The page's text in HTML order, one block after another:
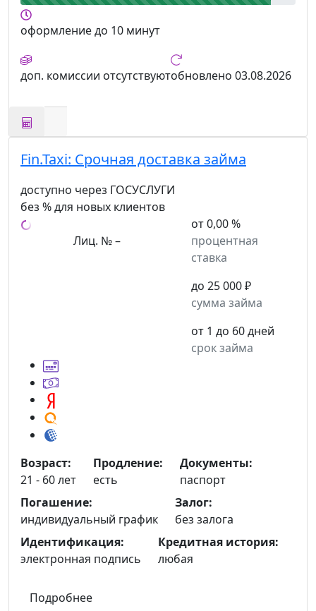
оформлениедо 10 минут
доп. комиссии отсутствуютобновлено 03.08.2026
Fin.Taxi: Срочная доставка займа
доступно через ГОСУСЛУГИ
без % для новых клиентов
Лиц. № –
от 0,00 %
процентная
ставка
до 25 000 ₽
сумма займа
от 1 до 60 дней
срок займа
Подробнее
Возраст:
21 - 60 лет
Продление:
есть
Документы:
паспорт
Погашение:
индивидуальный график
Залог:
без залога
Идентификация:
электронная подпись
Кредитная история:
любая